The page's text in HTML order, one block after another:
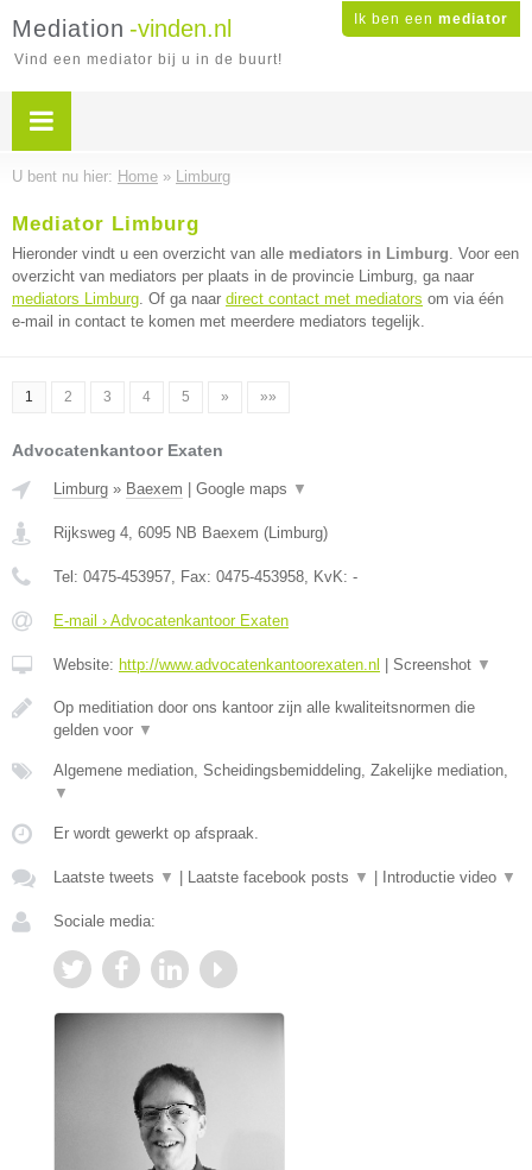
Ik ben een mediator
Mediation -vinden.nl
Vind een mediator bij u in de buurt!
U bent nu hier: Home » Limburg
Mediator Limburg
Hieronder vindt u een overzicht van alle mediators in Limburg. Voor een
overzicht van mediators per plaats in de provincie Limburg, ga naar
mediators Limburg. Of ga naar direct contact met mediators om via één
e-mail in contact te komen met meerdere mediators tegelijk.
1 2 3 4 5 » »»
Advocatenkantoor Exaten
Limburg » Baexem Google maps ▼
Rijksweg 4, 6095 NB Baexem (Limburg)
Tel: 0475-453957, Fax: 0475-453958, KvK: -
E-mail › Advocatenkantoor Exaten
Website: http://www.advocatenkantoorexaten.nl Screenshot ▼
Op meditiation door ons kantoor zijn alle kwaliteitsnormen die
gelden voor ▼
Algemene mediation, Scheidingsbemiddeling, Zakelijke mediation,
▼
Er wordt gewerkt op afspraak.
Laatste tweets ▼ Laatste facebook posts ▼ Introductie video ▼
Sociale media: